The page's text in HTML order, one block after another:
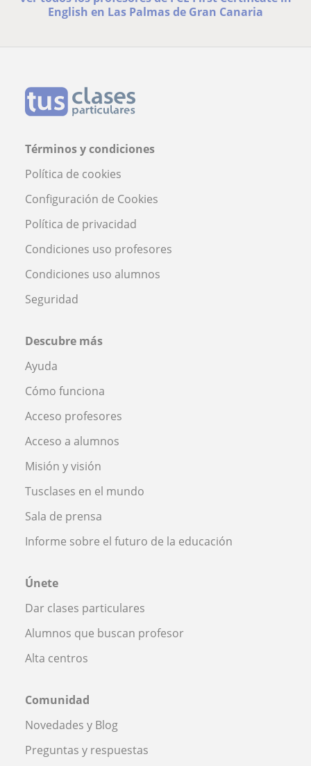
English en Las Palmas de Gran Canaria
Términos y condiciones
Política de cookies
Configuración de Cookies
Política de privacidad
Condiciones uso profesores
Condiciones uso alumnos
Seguridad
Descubre más
Ayuda
Cómo funciona
Acceso profesores
Acceso a alumnos
Misión y visión
Tusclases en el mundo
Sala de prensa
Informe sobre el futuro de la educación
Únete
Dar clases particulares
Alumnos que buscan profesor
Alta centros
Comunidad
Novedades y Blog
Preguntas y respuestas